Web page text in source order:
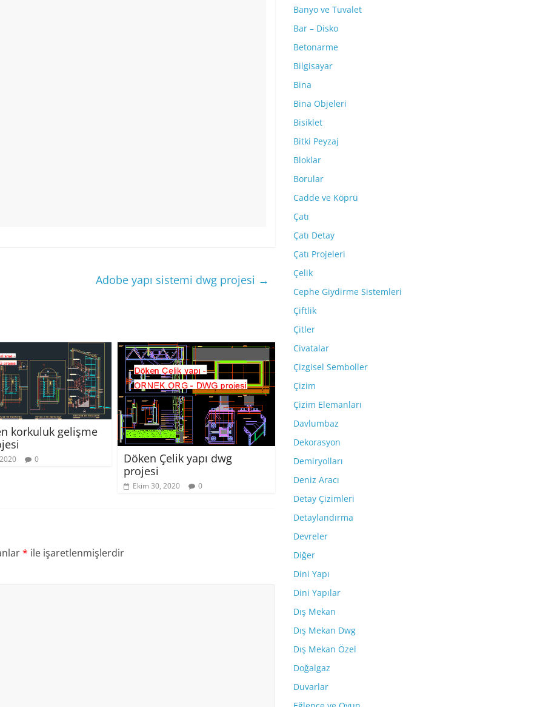
Adobe yapı sistemi dwg projesi →
korkuluk gelişme
0
Döken Çelik yapı dwg
projesi
Ekim 30, 2020 0
* ile işaretlenmişlerdir
Banyo ve Tuvalet
Bar – Disko
Betonarme
Bilgisayar
Bina
Bina Objeleri
Bisiklet
Bitki Peyzaj
Bloklar
Borular
Cadde ve Köprü
Çatı
Çatı Detay
Çatı Projeleri
Çelik
Cephe Giydirme Sistemleri
Çiftlik
Çitler
Civatalar
Çizgisel Semboller
Çizim
Çizim Elemanları
Davlumbaz
Dekorasyon
Demiryolları
Deniz Aracı
Detay Çizimleri
Detaylandırma
Devreler
Diğer
Dini Yapı
Dini Yapılar
Dış Mekan
Dış Mekan Dwg
Dış Mekan Özel
Doğalgaz
Duvarlar